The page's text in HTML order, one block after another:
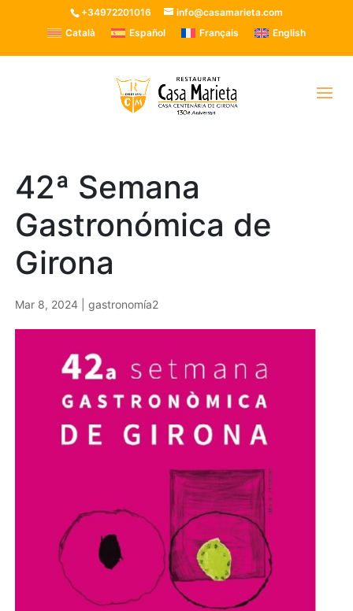
+34972201016
info@casamarieta.com
Català
Español Français English
42ª Semana
Gastronómica de
Girona
Mar 8, 2024 |gastronomía2